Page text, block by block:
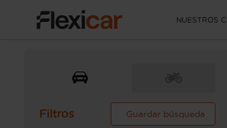
NUESTROS
Filtros Guardar búsqueda